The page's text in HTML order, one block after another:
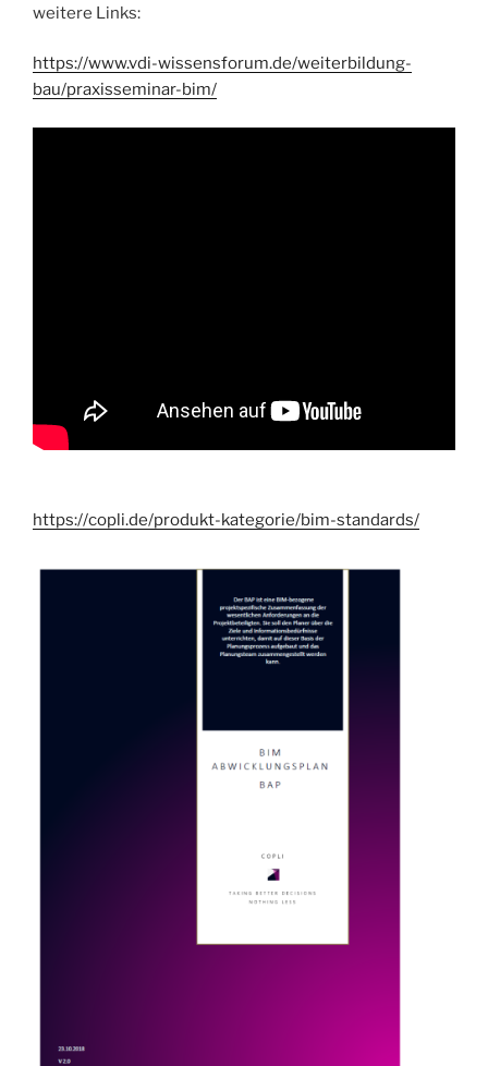
weitere Links:
https://www.vdi-wissensforum.de/weiterbildung-
bau/praxisseminar-bim/
https://copli.de/produkt-kategorie/bim-standards/